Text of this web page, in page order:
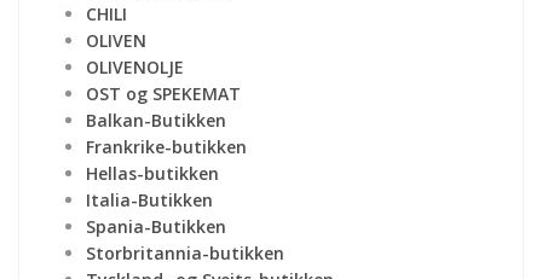
CHILI
OLIVEN
OLIVENOLJE
OST og SPEKEMAT
Balkan-Butikken
Frankrike-butikken
Hellas-butikken
Italia-Butikken
Spania-Butikken
Storbritannia-butikken